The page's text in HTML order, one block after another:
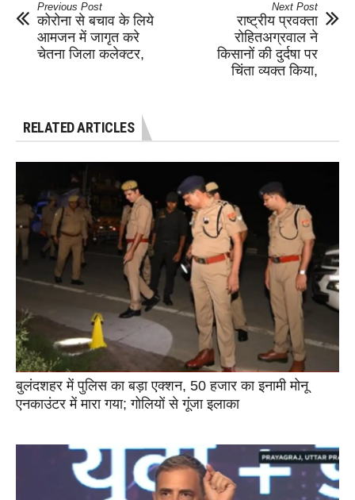
Previous Post
कोरोना से बचाव के लिये
आमजन में जागृत करे
चेतना जिला कलेक्टर,
Next Post
राष्ट्रीय प्रवक्ता
रोहितअग्रवाल ने
किसानों की दुर्दषा पर
चिंता व्यक्त किया,
RELATED ARTICLES
बुलंदशहर में पुलिस का बड़ा एक्शन, 50 हजार का इनामी मोनू
एनकाउंटर में मारा गया; गोलियों से गूंजा इलाका